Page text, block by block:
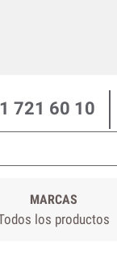
721 60 10
MARCAS
los productos